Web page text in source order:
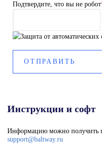
Подтвердите, что вы не робот
Инструкции и софт
Информацию можно получить
support@baltway.ru